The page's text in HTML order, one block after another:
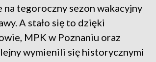
na tegoroczny sezon wakacyjny
A stało się to dzięki
MPK w Poznaniu oraz
wymienili się historycznymi